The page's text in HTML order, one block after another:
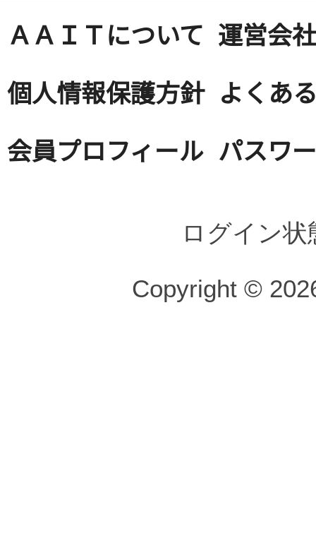
ＡＡＩＴについて 運営会社
個人情報保護方針 よくあ
会員プロフィール パスワ
ログイン
Copyright ©